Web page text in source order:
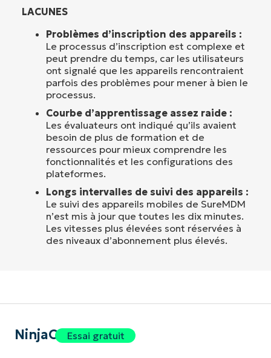
LACUNES
Problèmes d’inscription des appareils :
Le processus d’inscription est complexe et
peut prendre du temps, car les utilisateurs
ont signalé que les appareils rencontraient
parfois des problèmes pour mener à bien le
processus.
Courbe d’apprentissage assez raide :
Les évaluateurs ont indiqué qu’ils avaient
besoin de plus de formation et de
ressources pour mieux comprendre les
fonctionnalités et les configurations des
plateformes.
Longs intervalles de suivi des appareils :
Le suivi des appareils mobiles de SureMDM
n’est mis à jour que toutes les dix minutes.
Les vitesses plus élevées sont réservées à
des niveaux d’abonnement plus élevés.
NinjaOneEssai gratuit